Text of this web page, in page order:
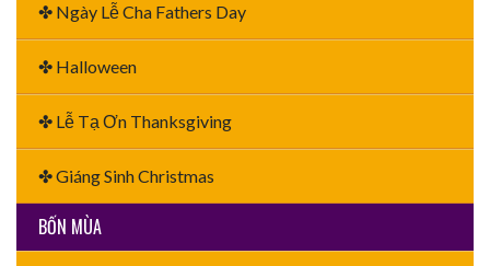
✤ Ngày Lễ Cha Fathers Day
✤ Halloween
✤ Lễ Tạ Ơn Thanksgiving
✤ Giáng Sinh Christmas
BỐN MÙA